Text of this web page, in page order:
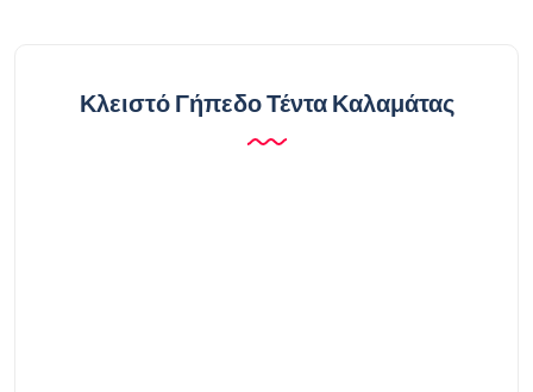
Κλειστό Γήπεδο Τέντα Καλαμάτας